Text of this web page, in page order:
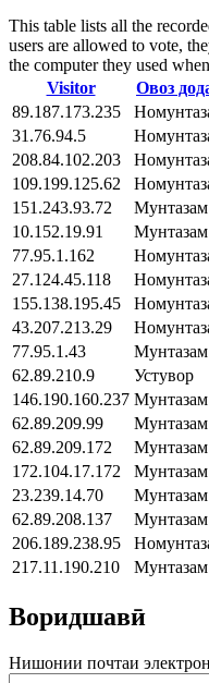
This table lists all the
users are allowed to vote,
the computer they used
Visitor
Овоз
89.187.173.235
31.76.94.5
208.84.102.203
109.199.125.62
151.243.93.72
Мунтазам
10.152.19.91
Мунтазам
77.95.1.162
27.124.45.118
155.138.195.45
43.207.213.29
77.95.1.43
Мунтазам
62.89.210.9
Устувор
146.190.160.237 Мунтазам
62.89.209.99
Мунтазам
62.89.209.172
Мунтазам
172.104.17.172
Мунтазам
23.239.14.70
Мунтазам
62.89.208.137
Мунтазам
206.189.238.95
217.11.190.210
Мунтазам
Воридшавӣ
Нишонии почтаи